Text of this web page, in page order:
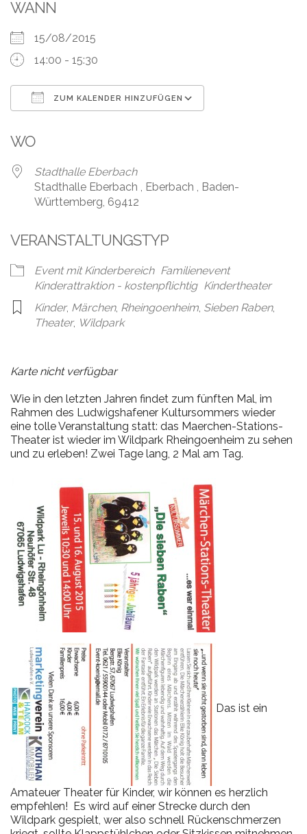
Über
Fotos,
Events
Referenzen
Blog
Jobs
Partner/Links
WANN
15/08/2015
14:00 - 15:30
ZUM KALENDER HINZUFÜGEN
WO
Stadthalle Eberbach
Stadthalle Eberbach , Eberbach , Baden-
Württemberg, 69412
VERANSTALTUNGSTYP
Event mit Kinderbereich Familienevent
Kinderattraktion - kostenpflichtig Kindertheater
Kinder, Märchen, Rheingoenheim, Sieben Raben,
Theater, Wildpark
Karte nicht verfügbar
Wie in den letzten Jahren findet zum fünften Mal, im
Rahmen des Ludwigshafener Kultursommers wieder
eine tolle Veranstaltung statt: das Maerchen-Stations-
Theater ist wieder im Wildpark Rheingoenheim zu sehen
und zu erleben! Zwei Tage lang, 2 Mal am Tag.
Das ist ein
Amateuer Theater für Kinder, wir können es herzlich
empfehlen! Es wird auf einer Strecke durch den
Wildpark gespielt, wer also schnell Rückenschmerzen